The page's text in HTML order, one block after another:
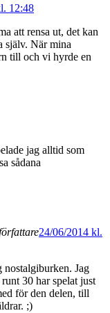
12:48
att rensa ut, det kan
själv. När mina
till och vi hyrde en
jag alltid som
sådana
24/06/2014 kl.
Jag
30 har spelat just
för den delen, till
;)